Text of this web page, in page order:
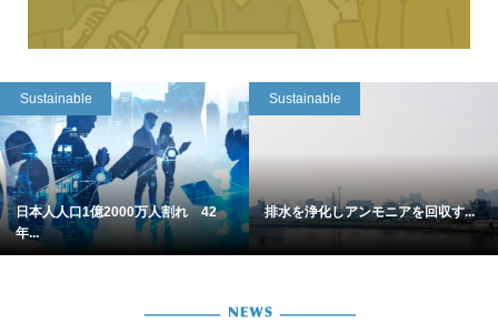
Sustainable
日本人人口1億2000万人割れ 42
年...
Sustainable
排水を浄化しアンモニアを回収す...